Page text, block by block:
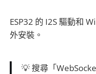
ESP32 的 I2S 驅動和
外安裝。
💡 搜尋「